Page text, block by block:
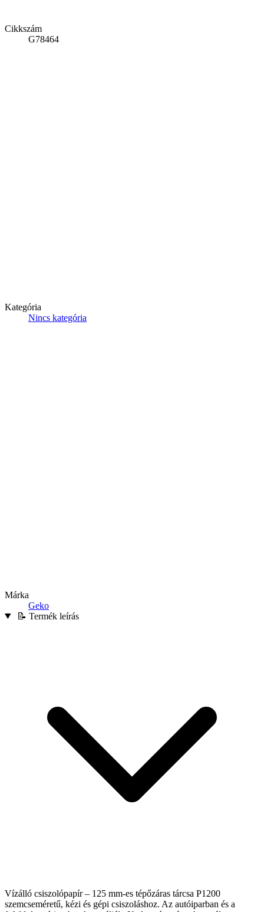
Cikkszám
G78464
Kategória
Nincs kategória
Márka
Geko
📝 Termék leírás
Vízálló csiszolópapír – 125 mm-es tépőzáras tárcsa P1200
szemcseméretű, kézi és gépi csiszoláshoz. Az autóiparban és a